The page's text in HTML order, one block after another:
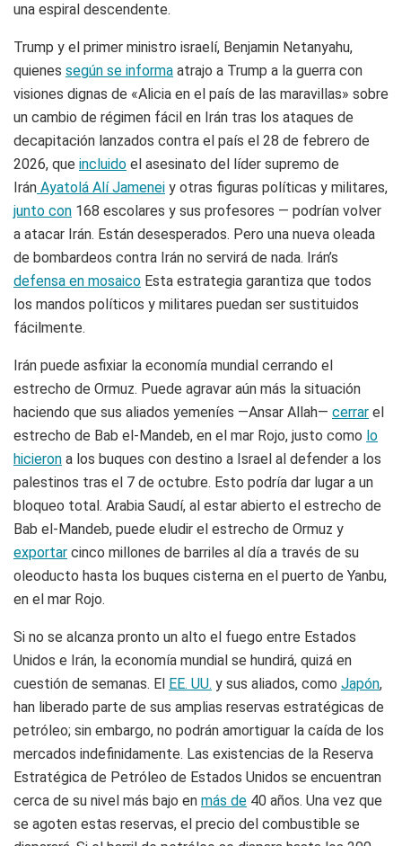
una espiral descendente.
Trump y el primer ministro israelí, Benjamin Netanyahu,
quienes según se informa atrajo a Trump a la guerra con
visiones dignas de «Alicia en el país de las maravillas» sobre
un cambio de régimen fácil en Irán tras los ataques de
decapitación lanzados contra el país el 28 de febrero de
2026, que incluido el asesinato del líder supremo de
Irán Ayatolá Alí Jamenei y otras figuras políticas y militares,
junto con 168 escolares y sus profesores — podrían volver
a atacar Irán. Están desesperados. Pero una nueva oleada
de bombardeos contra Irán no servirá de nada. Irán’s
defensa en mosaico Esta estrategia garantiza que todos
los mandos políticos y militares puedan ser sustituidos
fácilmente.
Irán puede asfixiar la economía mundial cerrando el
estrecho de Ormuz. Puede agravar aún más la situación
haciendo que sus aliados yemeníes —Ansar Allah— cerrar el
estrecho de Bab el-Mandeb, en el mar Rojo, justo como lo
hicieron a los buques con destino a Israel al defender a los
palestinos tras el 7 de octubre. Esto podría dar lugar a un
bloqueo total. Arabia Saudí, al estar abierto el estrecho de
Bab el-Mandeb, puede eludir el estrecho de Ormuz y
exportar cinco millones de barriles al día a través de su
oleoducto hasta los buques cisterna en el puerto de Yanbu,
en el mar Rojo.
Si no se alcanza pronto un alto el fuego entre Estados
Unidos e Irán, la economía mundial se hundirá, quizá en
cuestión de semanas. El EE. UU. y sus aliados, como Japón,
han liberado parte de sus amplias reservas estratégicas de
petróleo; sin embargo, no podrán amortiguar la caída de los
mercados indefinidamente. Las existencias de la Reserva
Estratégica de Petróleo de Estados Unidos se encuentran
cerca de su nivel más bajo en más de 40 años. Una vez que
se agoten estas reservas, el precio del combustible se